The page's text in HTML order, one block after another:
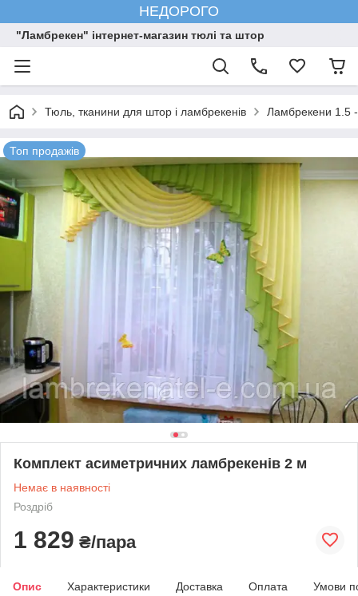
НЕДОРОГО
"Ламбрекен" інтернет-магазин тюлі та штор
Тюль, тканини для штор і ламбрекенів Ламбрекени 1.5 -
Топ продажів
Комплект асиметричних ламбрекенів 2 м
Немає в наявності
Роздріб
1 829 ₴/пара
Опис Характеристики Доставка Оплата Умови